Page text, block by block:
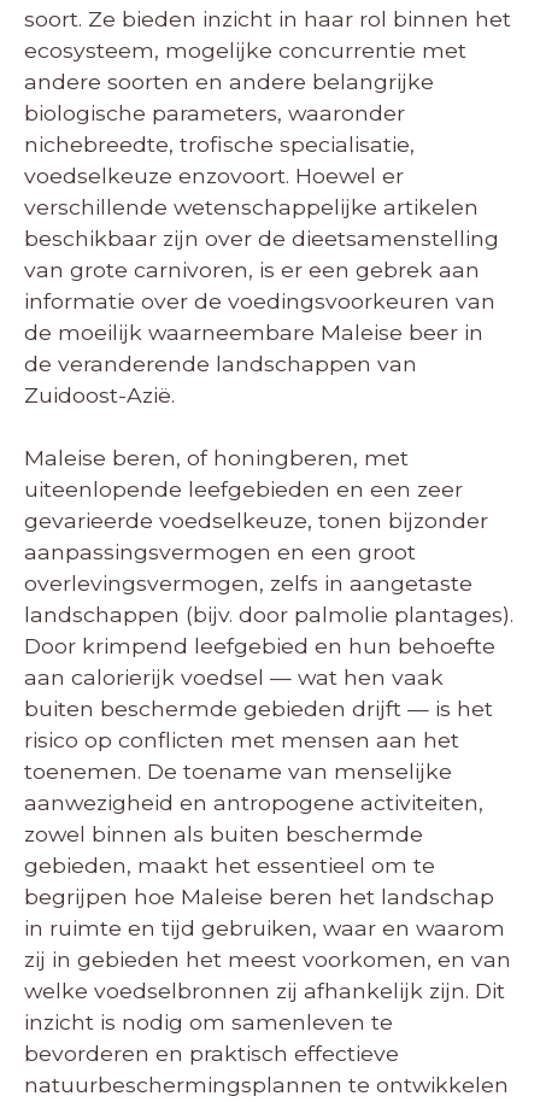
soort. Ze bieden inzicht in haar rol binnen het
ecosysteem, mogelijke concurrentie met
andere soorten en andere belangrijke
biologische parameters, waaronder
nichebreedte, trofische specialisatie,
voedselkeuze enzovoort. Hoewel er
verschillende wetenschappelijke artikelen
beschikbaar zijn over de dieetsamenstelling
van grote carnivoren, is er een gebrek aan
informatie over de voedingsvoorkeuren van
de moeilijk waarneembare Maleise beer in
de veranderende landschappen van
Zuidoost-Azië.
Maleise beren, of honingberen, met
uiteenlopende leefgebieden en een zeer
gevarieerde voedselkeuze, tonen bijzonder
aanpassingsvermogen en een groot
overlevingsvermogen, zelfs in aangetaste
landschappen (bijv. door palmolie plantages).
Door krimpend leefgebied en hun behoefte
aan calorierijk voedsel — wat hen vaak
buiten beschermde gebieden drijft — is het
risico op conflicten met mensen aan het
toenemen. De toename van menselijke
aanwezigheid en antropogene activiteiten,
zowel binnen als buiten beschermde
gebieden, maakt het essentieel om te
begrijpen hoe Maleise beren het landschap
in ruimte en tijd gebruiken, waar en waarom
zij in gebieden het meest voorkomen, en van
welke voedselbronnen zij afhankelijk zijn. Dit
inzicht is nodig om samenleven te
bevorderen en praktisch effectieve
natuurbeschermingsplannen te ontwikkelen